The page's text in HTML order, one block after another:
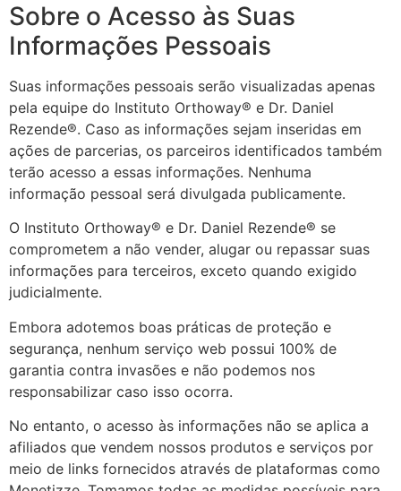
Sobre o Acesso às Suas
Informações Pessoais
Suas informações pessoais serão visualizadas apenas
pela equipe do Instituto Orthoway® e Dr. Daniel
Rezende®. Caso as informações sejam inseridas em
ações de parcerias, os parceiros identificados também
terão acesso a essas informações. Nenhuma
informação pessoal será divulgada publicamente.
O Instituto Orthoway® e Dr. Daniel Rezende® se
comprometem a não vender, alugar ou repassar suas
informações para terceiros, exceto quando exigido
judicialmente.
Embora adotemos boas práticas de proteção e
segurança, nenhum serviço web possui 100% de
garantia contra invasões e não podemos nos
responsabilizar caso isso ocorra.
No entanto, o acesso às informações não se aplica a
afiliados que vendem nossos produtos e serviços por
meio de links fornecidos através de plataformas como